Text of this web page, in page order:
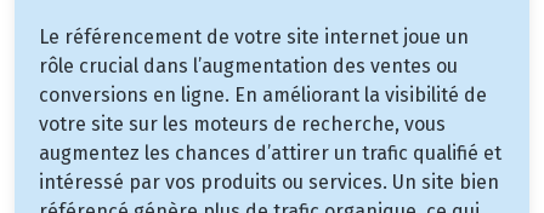
Le référencement de votre site internet joue un
rôle crucial dans l’augmentation des ventes ou
conversions en ligne. En améliorant la visibilité de
votre site sur les moteurs de recherche, vous
augmentez les chances d’attirer un trafic qualifié et
intéressé par vos produits ou services. Un site bien